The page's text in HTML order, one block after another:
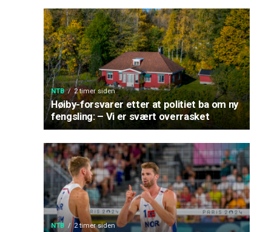
NTB 2 timer siden
Høiby-forsvarer etter at politiet ba om ny
fengsling: – Vi er svært overrasket
NTB 2 timer siden